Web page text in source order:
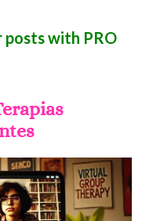
posts with PRO